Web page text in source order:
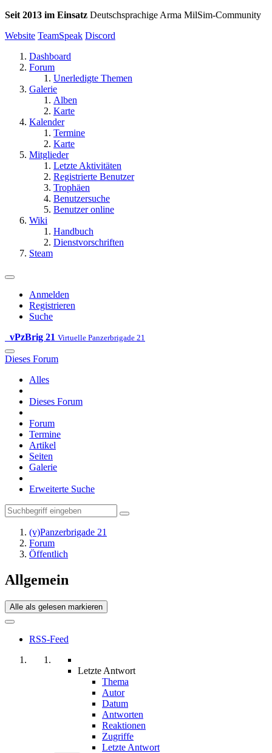
Seit 2013 im Einsatz Deutschsprachige Arma MilSim-Community
Website TeamSpeak Discord
Dashboard
Forum
Unerledigte Themen
Galerie
Alben
Karte
Kalender
Termine
Karte
Mitglieder
Letzte Aktivitäten
Registrierte Benutzer
Trophäen
Benutzersuche
Benutzer online
Wiki
Handbuch
Dienstvorschriften
Steam
Anmelden
Registrieren
Suche
vPzBrig 21 Virtuelle Panzerbrigade 21
Dieses Forum
Alles
Dieses Forum
Forum
Termine
Artikel
Seiten
Galerie
Erweiterte Suche
(v)Panzerbrigade 21
Forum
Öffentlich
Allgemein
Alle als gelesen markieren
RSS-Feed
Letzte Antwort
Thema
Autor
Datum
Antworten
Reaktionen
Zugriffe
Letzte Antwort